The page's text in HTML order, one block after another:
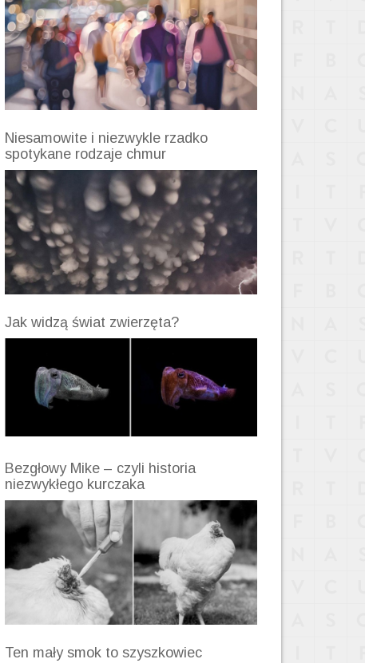
Niesamowite i niezwykle rzadko
spotykane rodzaje chmur
Jak widzą świat zwierzęta?
Bezgłowy Mike – czyli historia
niezwykłego kurczaka
Ten mały smok to szyszkowiec